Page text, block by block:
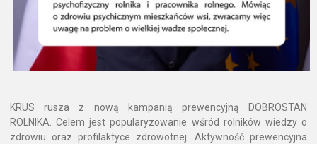
KRUS rusza z nową kampanią prewencyjną DOBROSTAN
ROLNIKA. Celem jest popularyzowanie wśród rolników wiedzy o
zdrowiu oraz profilaktyce zdrowotnej. Aktywność prewencyjna